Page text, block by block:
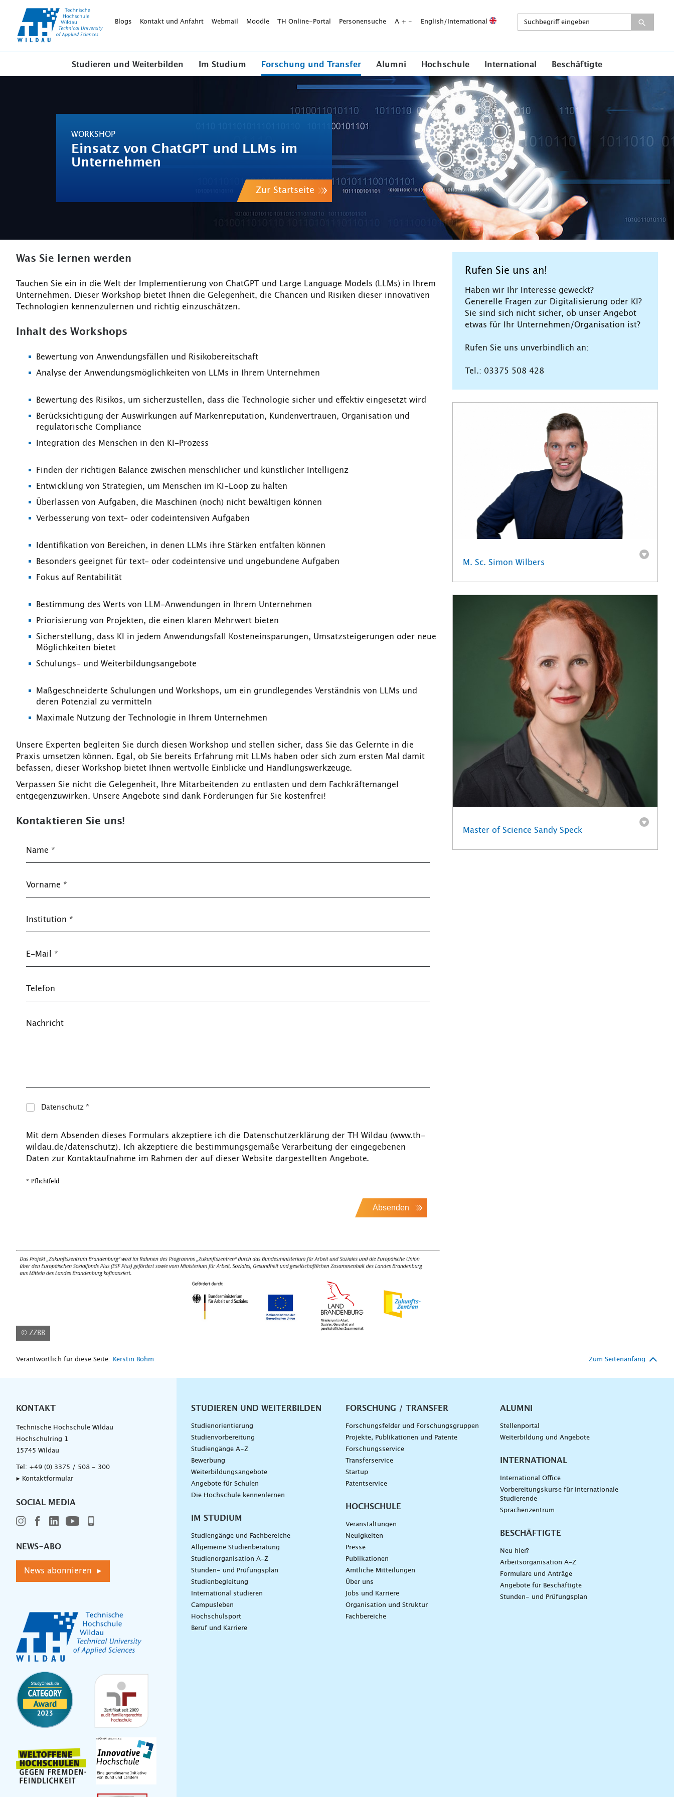
WildauBlogs Kontakt und Anfahrt Webmail Moodle TH Online-Portal Personensuche A + - English/International
Studieren und Weiterbilden Im Studium Forschung und Transfer Alumni Hochschule International Beschäftigte
WORKSHOP
Einsatz von ChatGPT und LLMs im
Unternehmen
Zur Startseite
Was Sie lernen werden
Tauchen Sie ein in die Welt der Implementierung von ChatGPT und Large Language Models (LLMs) in Ihrem
Unternehmen. Dieser Workshop bietet Ihnen die Gelegenheit, die Chancen und Risiken dieser innovativen
Technologien kennenzulernen und richtig einzuschätzen.
Inhalt des Workshops
Bewertung von Anwendungsfällen und Risikobereitschaft
Analyse der Anwendungsmöglichkeiten von LLMs in Ihrem Unternehmen
Bewertung des Risikos, um sicherzustellen, dass die Technologie sicher und effektiv eingesetzt wird
Berücksichtigung der Auswirkungen auf Markenreputation, Kundenvertrauen, Organisation und
regulatorische Compliance
Integration des Menschen in den KI-Prozess
Finden der richtigen Balance zwischen menschlicher und künstlicher Intelligenz
Entwicklung von Strategien, um Menschen im KI-Loop zu halten
Überlassen von Aufgaben, die Maschinen (noch) nicht bewältigen können
Verbesserung von text- oder codeintensiven Aufgaben
Identifikation von Bereichen, in denen LLMs ihre Stärken entfalten können
Besonders geeignet für text- oder codeintensive und ungebundene Aufgaben
Fokus auf Rentabilität
Bestimmung des Werts von LLM-Anwendungen in Ihrem Unternehmen
Priorisierung von Projekten, die einen klaren Mehrwert bieten
Sicherstellung, dass KI in jedem Anwendungsfall Kosteneinsparungen, Umsatzsteigerungen oder neue
Möglichkeiten bietet
Schulungs- und Weiterbildungsangebote
Maßgeschneiderte Schulungen und Workshops, um ein grundlegendes Verständnis von LLMs und
deren Potenzial zu vermitteln
Maximale Nutzung der Technologie in Ihrem Unternehmen
Unsere Experten begleiten Sie durch diesen Workshop und stellen sicher, dass Sie das Gelernte in die
Praxis umsetzen können. Egal, ob Sie bereits Erfahrung mit LLMs haben oder sich zum ersten Mal damit
befassen, dieser Workshop bietet Ihnen wertvolle Einblicke und Handlungswerkzeuge.
Verpassen Sie nicht die Gelegenheit, Ihre Mitarbeitenden zu entlasten und dem Fachkräftemangel
entgegenzuwirken. Unsere Angebote sind dank Förderungen für Sie kostenfrei!
Kontaktieren Sie uns!
Name *
Vorname *
Institution *
E-Mail *
Telefon
Nachricht
Datenschutz *
Mit dem Absenden dieses Formulars akzeptiere ich die Datenschutzerklärung der TH Wildau (www.th-
wildau.de/datenschutz). Ich akzeptiere die bestimmungsgemäße Verarbeitung der eingegebenen
Daten zur Kontaktaufnahme im Rahmen der auf dieser Website dargestellten Angebote.
* Pflichtfeld
Absenden
© ZZBB
Rufen Sie uns an!
Haben wir Ihr Interesse geweckt?
Generelle Fragen zur Digitalisierung oder KI?
Sie sind sich nicht sicher, ob unser Angebot
etwas für Ihr Unternehmen/Organisation ist?
Rufen Sie uns unverbindlich an:
Tel.: 03375 508 428
M. Sc. Simon Wilbers
Master of Science Sandy Speck
Verantwortlich für diese Seite: Kerstin Böhm Zum Seitenanfang
KONTAKT
Technische Hochschule Wildau
Hochschulring 1
15745 Wildau
Tel: +49 (0) 3375 / 508 - 300
▸ Kontaktformular
SOCIAL MEDIA
NEWS-ABO
News abonnieren ▸
Unternavigation
STUDIEREN UND WEITERBILDEN
Studienorientierung
Studienvorbereitung
Studiengänge A–Z
Bewerbung
Weiterbildungsangebote
Angebote für Schulen
Die Hochschule kennenlernen
IM STUDIUM
Studiengänge und Fachbereiche
Allgemeine Studienberatung
Studienorganisation A-Z
Stunden- und Prüfungsplan
Studienbegleitung
International studieren
Campusleben
Hochschulsport
Beruf und Karriere
FORSCHUNG / TRANSFER
Forschungsfelder und Forschungsgruppen
Projekte, Publikationen und Patente
Forschungsservice
Transferservice
Startup
Patentservice
HOCHSCHULE
Veranstaltungen
Neuigkeiten
Presse
Publikationen
Amtliche Mitteilungen
Über uns
Jobs und Karriere
Organisation und Struktur
Fachbereiche
ALUMNI
Stellenportal
Weiterbildung und Angebote
INTERNATIONAL
International Office
Vorbereitungskurse für internationale
Studierende
Sprachenzentrum
BESCHÄFTIGTE
Neu hier?
Arbeitsorganisation A-Z
Formulare und Anträge
Angebote für Beschäftigte
Stunden- und Prüfungsplan